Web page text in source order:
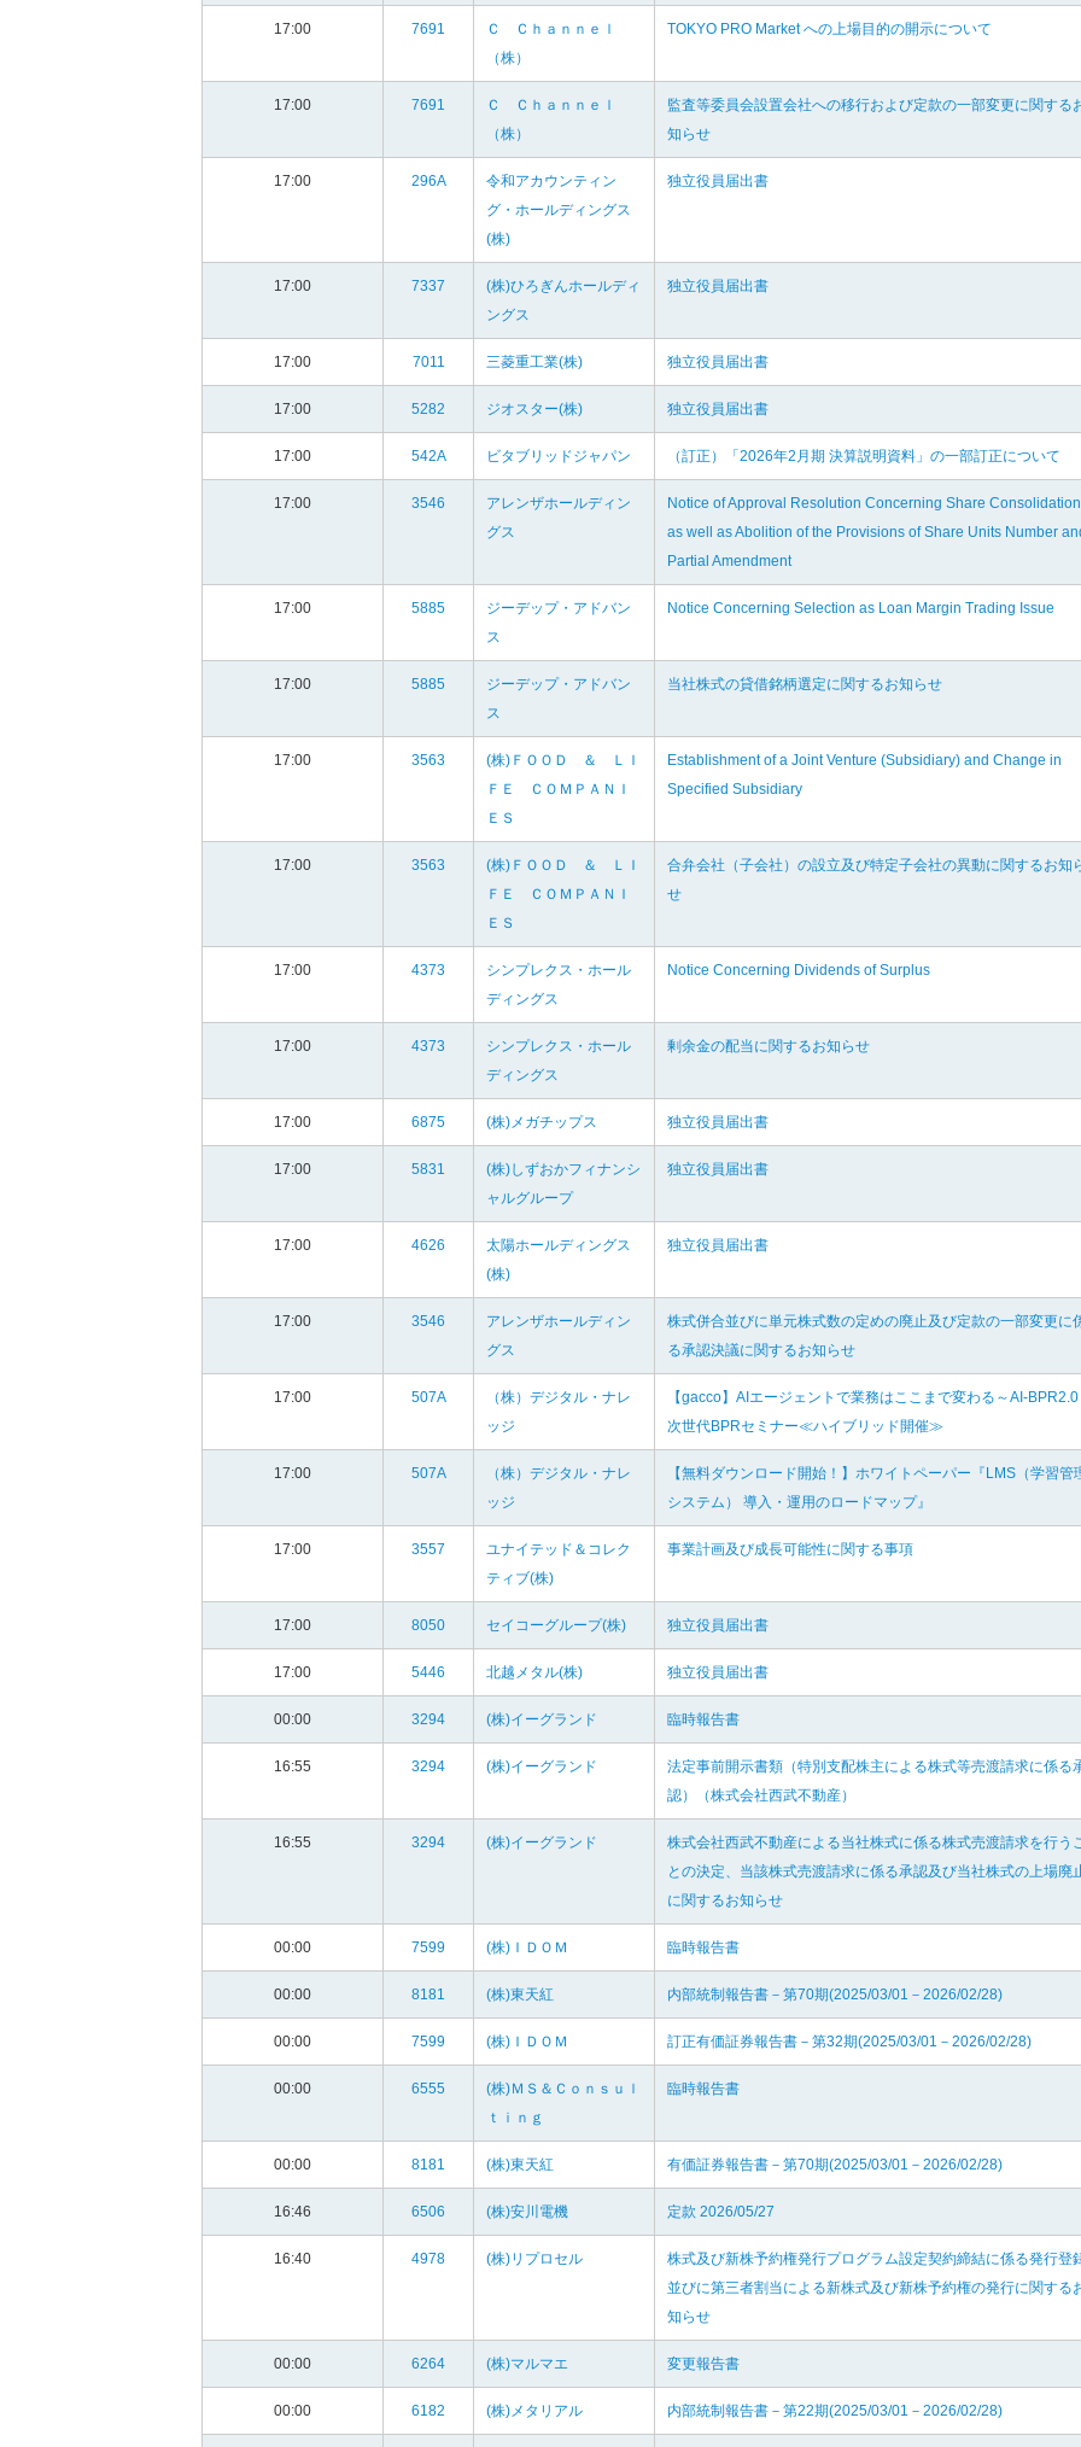
17:00 7691
Ｃ Ｃｈａｎｎｅｌ
（株）
TOKYO PRO Market への上場目的の開示について
17:00 7691
Ｃ Ｃｈａｎｎｅｌ
（株）
監査等委員会設置会社への移行および定款の一部変更に関する
知らせ
17:00 296A
令和アカウンティン
グ・ホールディングス
(株)
独立役員届出書
17:00 7337
(株)ひろぎんホールディ
ングス
独立役員届出書
17:00 7011 三菱重工業(株) 独立役員届出書
17:00 5282 ジオスター(株) 独立役員届出書
17:00 542A ビタブリッドジャパン （訂正）「2026年2月期 決算説明資料」の一部訂正について
17:00 3546
アレンザホールディン
グス
Notice of Approval Resolution Concerning Share
as well as Abolition of the Provisions of Share Units Number
Partial Amendment
17:00 5885
ジーデップ・アドバン
ス
Notice Concerning Selection as Loan Margin Trading Issue
17:00 5885
ジーデップ・アドバン
ス
当社株式の貸借銘柄選定に関するお知らせ
17:00 3563
(株)ＦＯＯＤ ＆ ＬＩ
ＦＥ ＣＯＭＰＡＮＩ
ＥＳ
Establishment of a Joint Venture (Subsidiary) and Change in
Specified Subsidiary
17:00 3563
(株)ＦＯＯＤ ＆ ＬＩ
ＦＥ ＣＯＭＰＡＮＩ
ＥＳ
合弁会社（子会社）の設立及び特定子会社の異動に関するお知
せ
17:00 4373
シンプレクス・ホール
ディングス
Notice Concerning Dividends of Surplus
17:00 4373
シンプレクス・ホール
ディングス
剰余金の配当に関するお知らせ
17:00 6875 (株)メガチップス 独立役員届出書
17:00 5831
(株)しずおかフィナンシ
ャルグループ
独立役員届出書
17:00 4626
太陽ホールディングス
(株)
独立役員届出書
17:00 3546
アレンザホールディン
グス
株式併合並びに単元株式数の定めの廃止及び定款の一部変更に
る承認決議に関するお知らせ
17:00 507A
（株）デジタル・ナレ
ッジ
【gacco】AIエージェントで業務はここまで変わる～AI-BPR2.0
次世代BPRセミナー≪ハイブリッド開催≫
17:00 507A
（株）デジタル・ナレ
ッジ
【無料ダウンロード開始！】ホワイトペーパー『LMS（学習管
システム） 導入・運用のロードマップ』
17:00 3557
ユナイテッド＆コレク
ティブ(株)
事業計画及び成長可能性に関する事項
17:00 8050 セイコーグループ(株) 独立役員届出書
17:00 5446 北越メタル(株) 独立役員届出書
00:00 3294 (株)イーグランド 臨時報告書
16:55 3294 (株)イーグランド
法定事前開示書類（特別支配株主による株式等売渡請求に係る
認）（株式会社西武不動産）
16:55 3294 (株)イーグランド
株式会社西武不動産による当社株式に係る株式売渡請求を行う
との決定、当該株式売渡請求に係る承認及び当社株式の上場廃
に関するお知らせ
00:00 7599 (株)ＩＤＯＭ 臨時報告書
00:00 8181 (株)東天紅 内部統制報告書－第70期(2025/03/01－2026/02/28)
00:00 7599 (株)ＩＤＯＭ 訂正有価証券報告書－第32期(2025/03/01－2026/02/28)
00:00 6555
(株)ＭＳ＆Ｃｏｎｓｕｌ
ｔｉｎｇ
臨時報告書
00:00 8181 (株)東天紅 有価証券報告書－第70期(2025/03/01－2026/02/28)
16:46 6506 (株)安川電機 定款 2026/05/27
16:40 4978 (株)リプロセル
株式及び新株予約権発行プログラム設定契約締結に係る発行登
並びに第三者割当による新株式及び新株予約権の発行に関する
知らせ
00:00 6264 (株)マルマエ 変更報告書
00:00 6182 (株)メタリアル 内部統制報告書－第22期(2025/03/01－2026/02/28)